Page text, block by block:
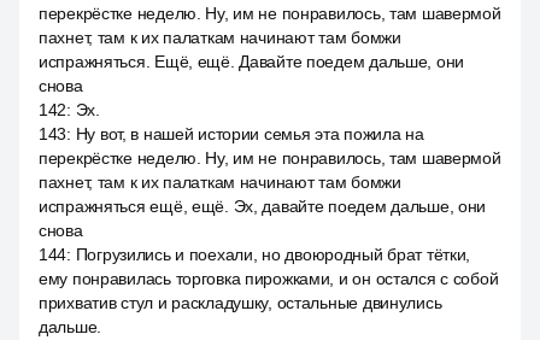
перекрёстке неделю. Ну, им не понравилось, там шавермой
пахнет, там к их палаткам начинают там бомжи
испражняться. Ещё, ещё. Давайте поедем дальше, они
снова
142: Эх.
143: Ну вот, в нашей истории семья эта пожила на
перекрёстке неделю. Ну, им не понравилось, там шавермой
пахнет, там к их палаткам начинают там бомжи
испражняться ещё, ещё. Эх, давайте поедем дальше, они
снова
144: Погрузились и поехали, но двоюродный брат тётки,
ему понравилась торговка пирожками, и он остался с собой
прихватив стул и раскладушку, остальные двинулись
дальше.